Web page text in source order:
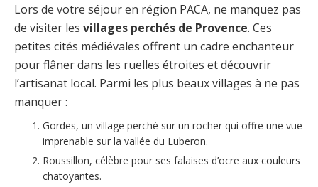
Lors de votre séjour en région PACA, ne manquez pas
de visiter les villages perchés de Provence. Ces
petites cités médiévales offrent un cadre enchanteur
pour flâner dans les ruelles étroites et découvrir
l’artisanat local. Parmi les plus beaux villages à ne pas
manquer :
Gordes, un village perché sur un rocher qui offre une vue
imprenable sur la vallée du Luberon.
Roussillon, célèbre pour ses falaises d’ocre aux couleurs
chatoyantes.